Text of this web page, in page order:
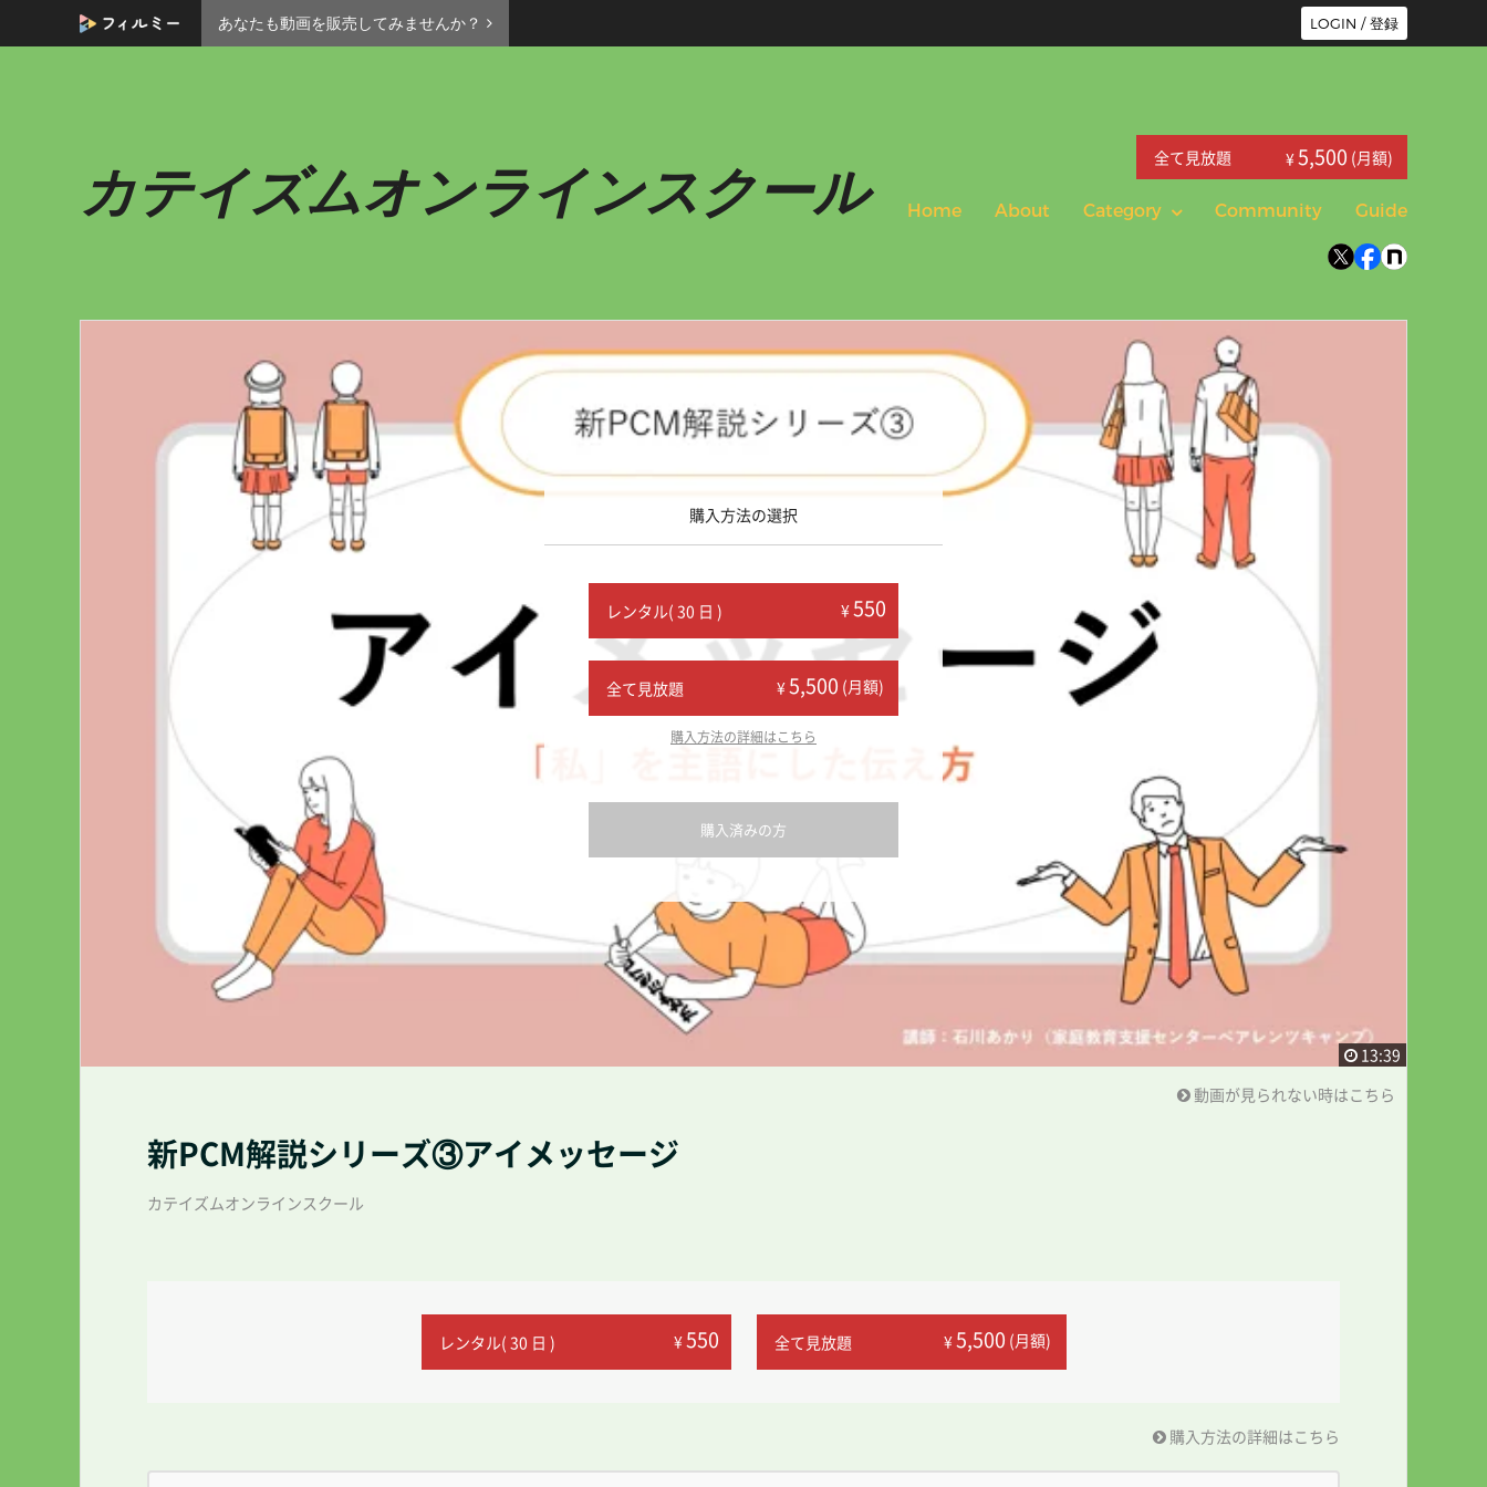
あなたも動画を販売してみませんか？ LOGIN / 登録
カテイズムオンラインスクール 全て見放題 ¥5,500 (月額)
Home About Category Community Guide
購入方法の選択
レンタル( 30 日 ) ¥550
全て見放題 ¥5,500 (月額)
購入方法の詳細はこちら
購入済みの方
13:39
動画が見られない時はこちら
新PCM解説シリーズ③アイメッセージ
カテイズムオンラインスクール
レンタル( 30 日 ) ¥550 全て見放題 ¥5,500 (月額)
購入方法の詳細はこちら